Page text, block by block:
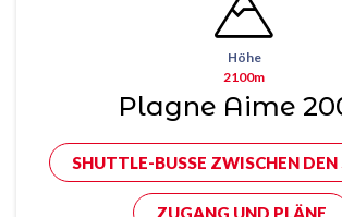
Höhe
2100m
Plagne Aime
SHUTTLE-BUSSE ZWISCHEN
ZUGANG UND PLÄNE